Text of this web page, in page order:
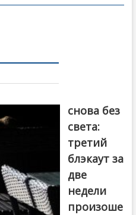
снова без
света:
третий
блэкаут за
две
недели
произоше